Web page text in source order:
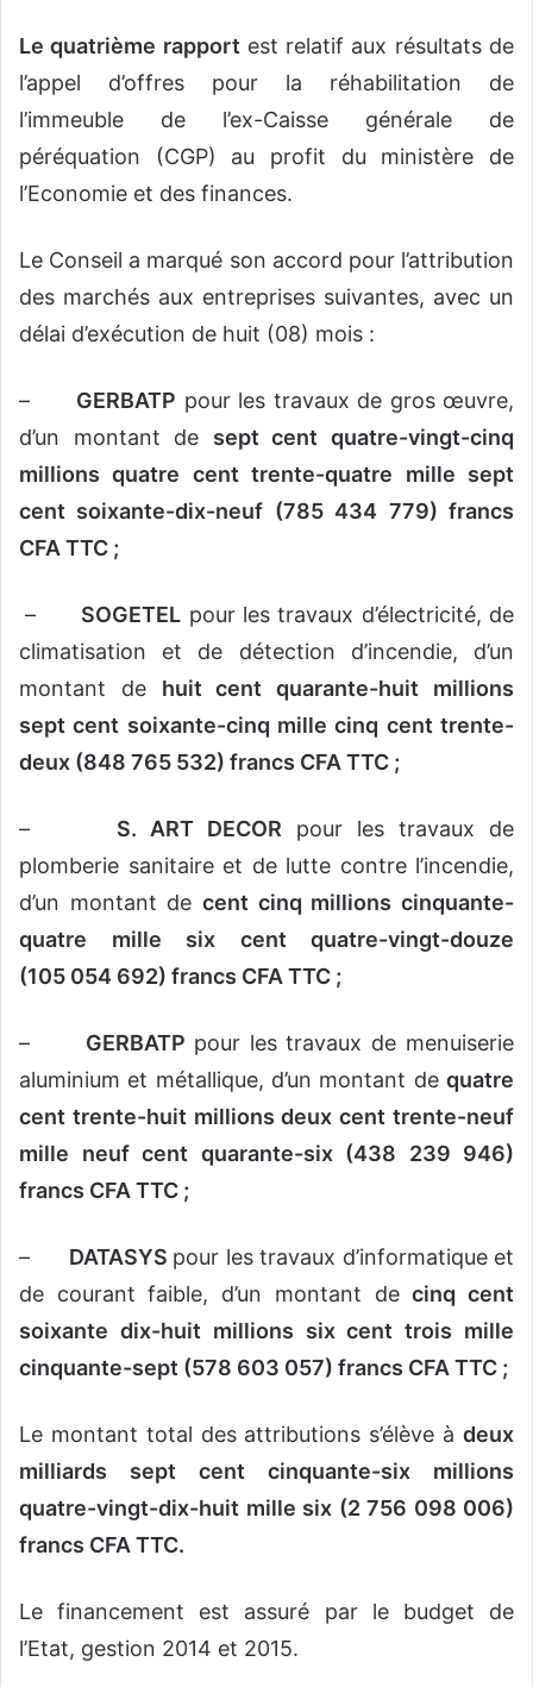
Le quatrième rapport est relatif aux résultats de
l’appel d’offres pour la réhabilitation de
l’immeuble de l’ex-Caisse générale de
péréquation (CGP) au profit du ministère de
l’Economie et des finances.
Le Conseil a marqué son accord pour l’attribution
des marchés aux entreprises suivantes, avec un
délai d’exécution de huit (08) mois :
– GERBATP pour les travaux de gros œuvre,
d’un montant de sept cent quatre-vingt-cinq
millions quatre cent trente-quatre mille sept
cent soixante-dix-neuf (785 434 779) francs
CFA TTC ;
– SOGETEL pour les travaux d’électricité, de
climatisation et de détection d’incendie, d’un
montant de huit cent quarante-huit millions
sept cent soixante-cinq mille cinq cent trente-
deux (848 765 532) francs CFA TTC ;
– S. ART DECOR pour les travaux de
plomberie sanitaire et de lutte contre l’incendie,
d’un montant de cent cinq millions cinquante-
quatre mille six cent quatre-vingt-douze
(105 054 692) francs CFA TTC ;
– GERBATP pour les travaux de menuiserie
aluminium et métallique, d’un montant de quatre
cent trente-huit millions deux cent trente-neuf
mille neuf cent quarante-six (438 239 946)
francs CFA TTC ;
– DATASYS pour les travaux d’informatique et
de courant faible, d’un montant decinq cent
soixante dix-huit millions six cent trois mille
cinquante-sept (578 603 057) francs CFA TTC ;
Le montant total des attributions s’élève à deux
milliards sept cent cinquante-six millions
quatre-vingt-dix-huit mille six (2 756 098 006)
francs CFA TTC.
Le financement est assuré par le budget de
l’Etat, gestion 2014 et 2015.